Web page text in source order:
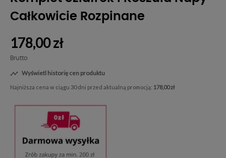
Całkowicie Rozpinane
178,00 zł
Brutto
 Wyświetl historię cen produktu
Najniższa cena w ciągu 30 dni przed aktualną promocją: 178,00 zł